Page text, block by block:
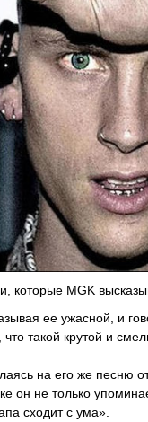
которые MGK
ее ужасной, и
что такой крутой и
на его же песню
он не только
сходит с ума».